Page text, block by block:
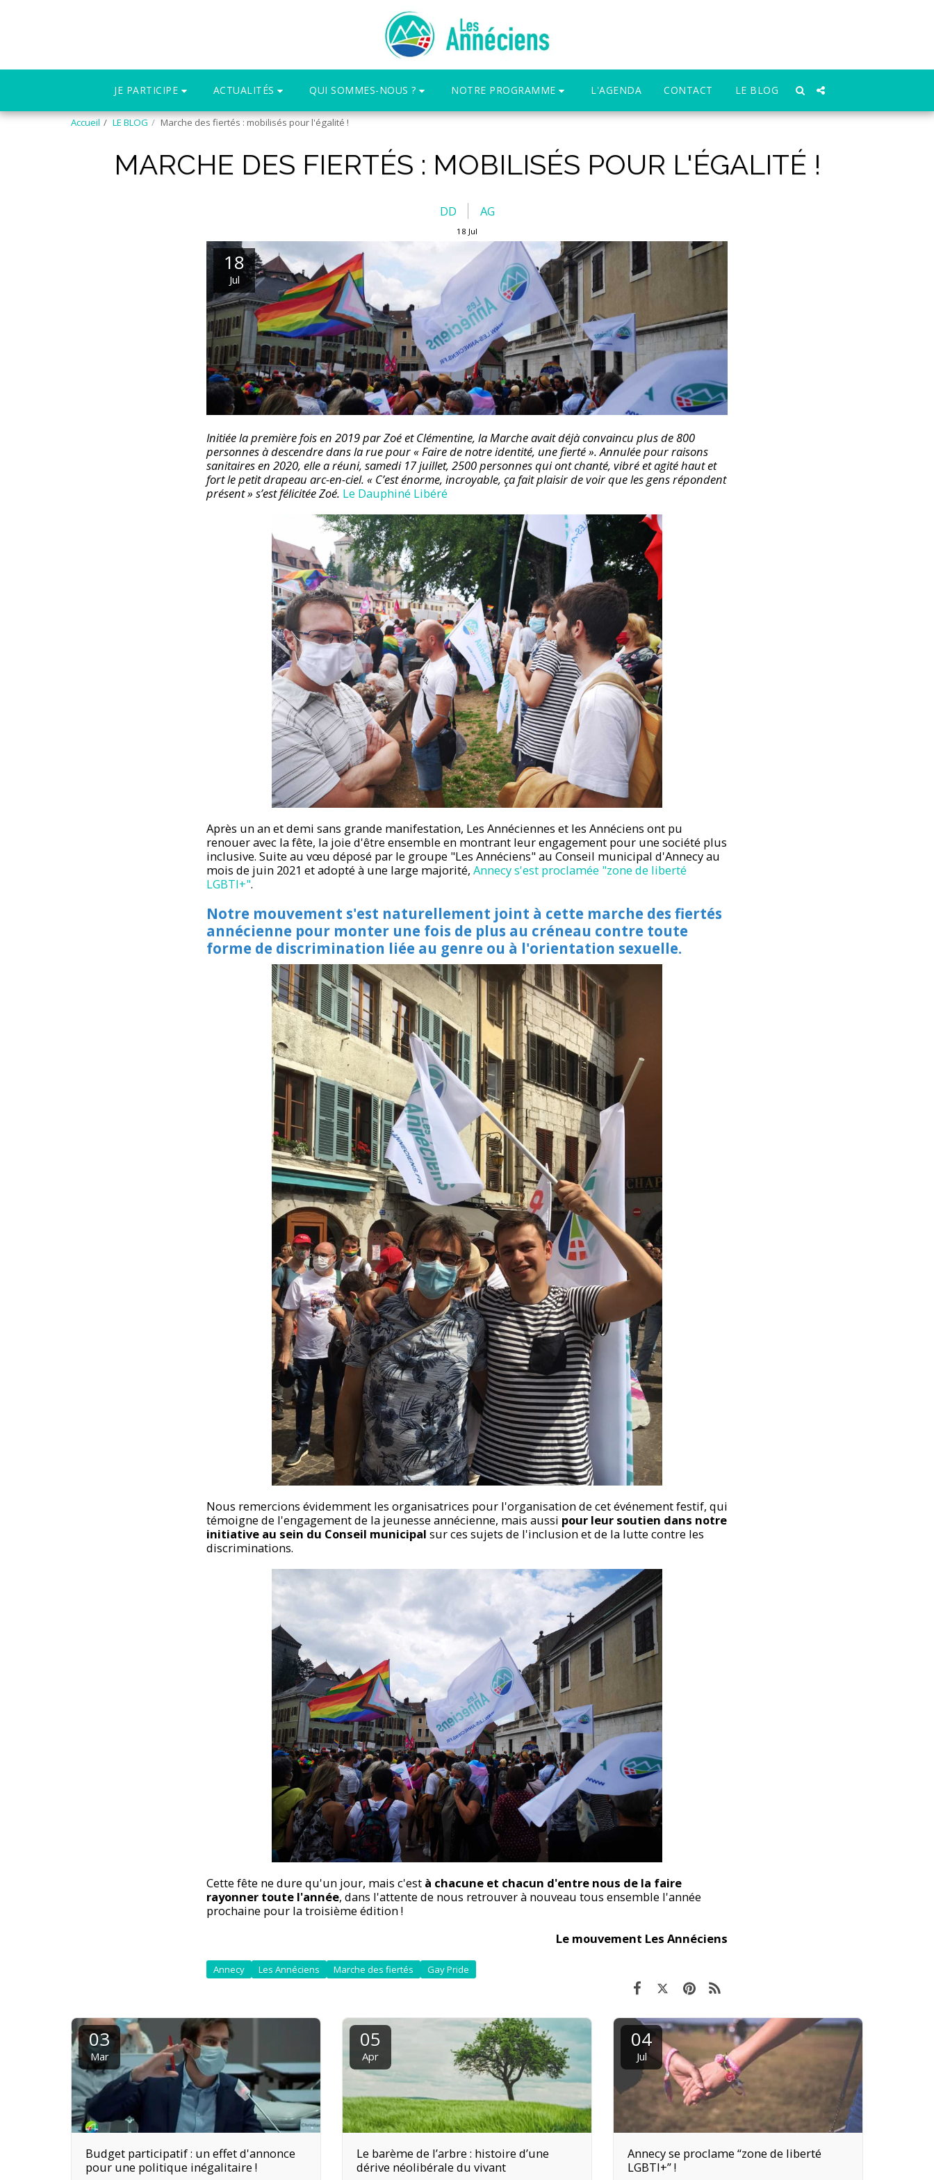
JE PARTICIPE ACTUALITÉS QUI SOMMES-NOUS ? NOTRE PROGRAMME L'AGENDA CONTACT LE BLOG
Accueil LE BLOG Marche des fiertés : mobilisés pour l'égalité !
MARCHE DES FIERTÉS : MOBILISÉS POUR L'ÉGALITÉ !
DD AG
18 Jul
18
Jul
Initiée la première fois en 2019 par Zoé et Clémentine, la Marche avait déjà convaincu plus de 800
personnes à descendre dans la rue pour « Faire de notre identité, une fierté ». Annulée pour raisons
sanitaires en 2020, elle a réuni, samedi 17 juillet, 2500 personnes qui ont chanté, vibré et agité haut et
fort le petit drapeau arc-en-ciel. « C’est énorme, incroyable, ça fait plaisir de voir que les gens répondent
présent » s’est félicitée Zoé. Le Dauphiné Libéré
Après un an et demi sans grande manifestation, Les Annéciennes et les Annéciens ont pu
renouer avec la fête, la joie d'être ensemble en montrant leur engagement pour une société plus
inclusive. Suite au vœu déposé par le groupe "Les Annéciens" au Conseil municipal d'Annecy au
mois de juin 2021 et adopté à une large majorité, Annecy s'est proclamée "zone de liberté
LGBTI+".
Notre mouvement s'est naturellement joint à cette marche des fiertés
annécienne pour monter une fois de plus au créneau contre toute
forme de discrimination liée au genre ou à l'orientation sexuelle.
Nous remercions évidemment les organisatrices pour l'organisation de cet événement festif, qui
témoigne de l'engagement de la jeunesse annécienne, mais aussi pour leur soutien dans notre
initiative au sein du Conseil municipal sur ces sujets de l'inclusion et de la lutte contre les
discriminations.
Cette fête ne dure qu'un jour, mais c'est à chacune et chacun d'entre nous de la faire
rayonner toute l'année, dans l'attente de nous retrouver à nouveau tous ensemble l'année
prochaine pour la troisième édition !
Le mouvement Les Annéciens
Annecy Les Annéciens Marche des fiertés Gay Pride
03
Mar
Budget participatif : un effet d'annonce
pour une politique inégalitaire !
05
Apr
Le barème de l’arbre : histoire d’une
dérive néolibérale du vivant
04
Jul
Annecy se proclame “zone de liberté
LGBTI+” !